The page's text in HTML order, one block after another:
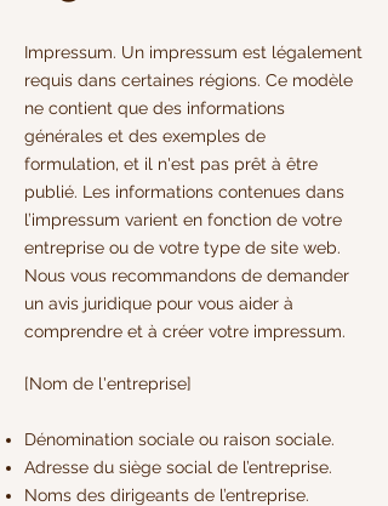
Impressum. Un impressum est légalement
requis dans certaines régions. Ce modèle
ne contient que des informations
générales et des exemples de
formulation, et il n'est pas prêt à être
publié. Les informations contenues dans
l’impressum varient en fonction de votre
entreprise ou de votre type de site web.
Nous vous recommandons de demander
un avis juridique pour vous aider à
comprendre et à créer votre impressum.
[Nom de l'entreprise]
Dénomination sociale ou raison sociale.
Adresse du siège social de l’entreprise.
Noms des dirigeants de l’entreprise.